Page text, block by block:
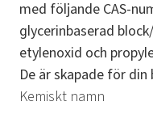
med följande CAS-
glycerinbaserad
etylenoxid och
De är skapade för din
Kemiskt namn